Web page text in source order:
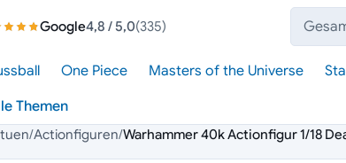
Google4,8 / 5,0(335)
Suche:
One Piece Masters of the Universe
Themen
/Actionfiguren/Warhammer 40k Actionfigur 1/18